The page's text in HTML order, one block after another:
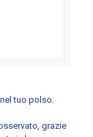
tuo polso.
grazie